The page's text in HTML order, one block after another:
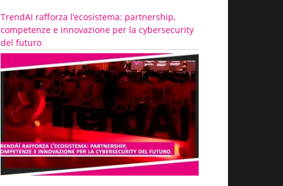
TrendAI rafforza l’ecosistema: partnership,
competenze e innovazione per la cybersecurity
del futuro